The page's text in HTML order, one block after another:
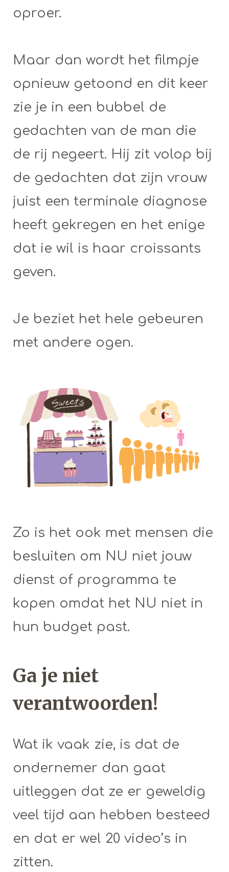
oproer.
Maar dan wordt het filmpje
opnieuw getoond en dit keer
zie je in een bubbel de
gedachten van de man die
de rij negeert. Hij zit volop bij
de gedachten dat zijn vrouw
juist een terminale diagnose
heeft gekregen en het enige
dat ie wil is haar croissants
geven.
Je beziet het hele gebeuren
met andere ogen.
Zo is het ook met mensen die
besluiten om NU niet jouw
dienst of programma te
kopen omdat het NU niet in
hun budget past.
Ga je niet
verantwoorden!
Wat ik vaak zie, is dat de
ondernemer dan gaat
uitleggen dat ze er geweldig
veel tijd aan hebben besteed
en dat er wel 20 video’s in
zitten.